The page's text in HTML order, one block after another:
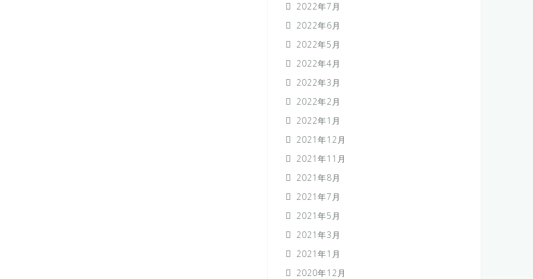
2022年7月
2022年6月
2022年5月
2022年4月
2022年3月
2022年2月
2022年1月
2021年12月
2021年11月
2021年8月
2021年7月
2021年5月
2021年3月
2021年1月
2020年12月